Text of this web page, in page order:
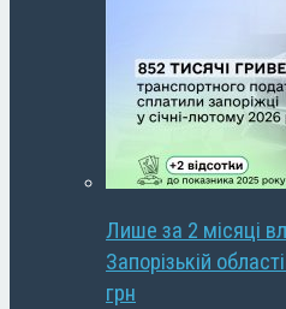
Лише за 2 місяці
Запорізькій
грн